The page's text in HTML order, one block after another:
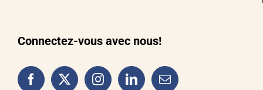
Connectez-vous avec nous!